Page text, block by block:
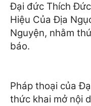
Đại đức Thích
Hiệu Của Địa
Nguyện, nhằm
báo.
Pháp thoại của
thức khai mở nội